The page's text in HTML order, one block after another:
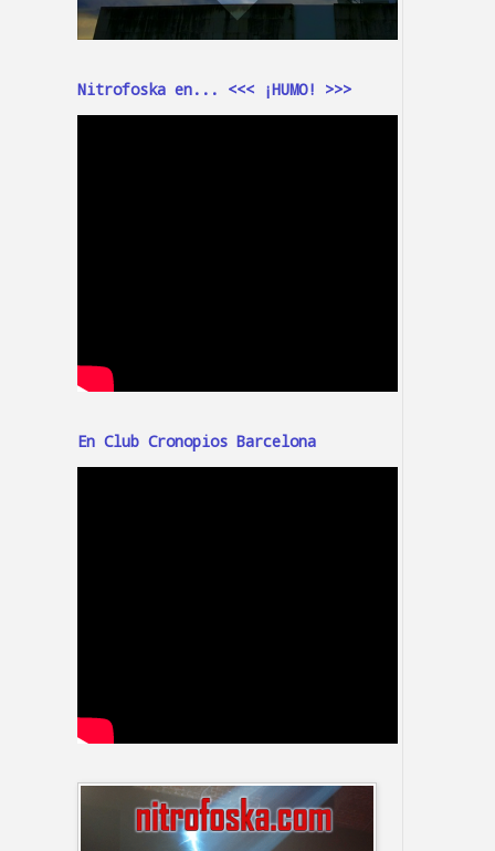
Nitrofoska en... <<< ¡HUMO! >>>
En Club Cronopios Barcelona